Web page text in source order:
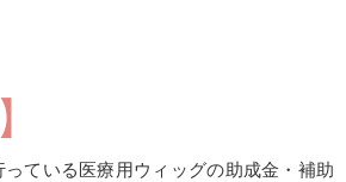
ている医療用ウィッグの助成金・補助